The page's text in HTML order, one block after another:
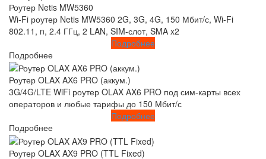
Роутер Netis MW5360
Wi-Fi роутер Netis MW5360 2G, 3G, 4G, 150 Мбит/с, Wi-Fi
802.11, n, 2.4 ГГц, 2 LAN, SIM-слот, SMA x2
Подробнее
Подробнее
Роутер OLAX AX6 PRO (аккум.)
3G/4G/LTE WiFi роутер OLAX AX6 PRO под сим-карты всех
операторов и любые тарифы до 150 Мбит/с
Подробнее
Подробнее
Роутер OLAX AX9 PRO (TTL Fixed)